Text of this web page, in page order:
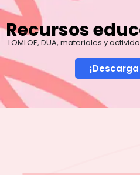
Recursos
LOMLOE, DUA, materiales y